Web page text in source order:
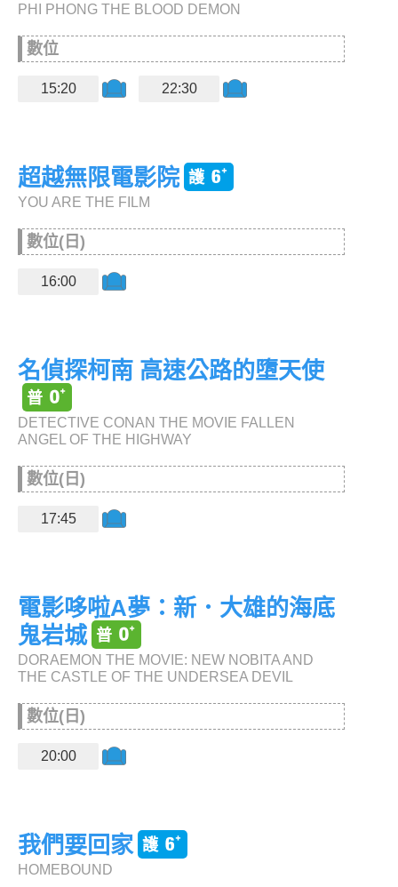
PHI PHONG THE BLOOD DEMON
數位
15:20 22:30
超越無限電影院
YOU ARE THE FILM
數位(日)
16:00
名偵探柯南 高速公路的墮天使
DETECTIVE CONAN THE MOVIE FALLEN
ANGEL OF THE HIGHWAY
數位(日)
17:45
電影哆啦A夢：新．大雄的海底
鬼岩城
DORAEMON THE MOVIE: NEW NOBITA AND
THE CASTLE OF THE UNDERSEA DEVIL
數位(日)
20:00
我們要回家
HOMEBOUND